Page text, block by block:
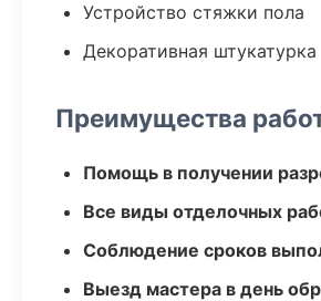
Устройство стяжки пола
Декоративная штукатурка
Преимущества
Помощь в получении
Все виды отделочных
Соблюдение сроков
Выезд мастера в день